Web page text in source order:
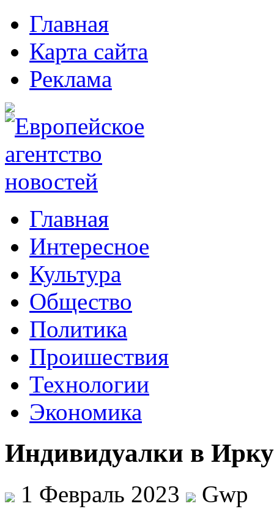
Главная
Карта сайта
Реклама
Главная
Интересное
Культура
Общество
Политика
Проишествия
Технологии
Экономика
Индивидуалки в
1 Февраль 2023
Gwp